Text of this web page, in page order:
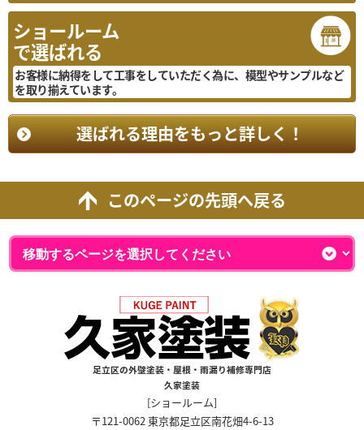
ショールーム
で選ばれる
お客様に納得をして工事をしていただく為に、模型やサンプルなど
を取り揃えています。
選ばれる理由をもっと詳しく！
このページの先頭へ戻る
足立区の外壁塗装・屋根・雨漏り補修専門店
久家塗装
[ショールーム]
〒121-0062 東京都足立区南花畑4-6-13